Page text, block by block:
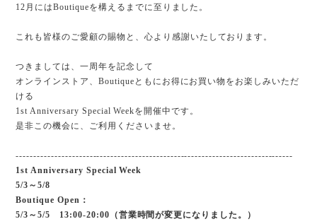
12月にはBoutiqueを構えるまでに至りました。
これも皆様のご愛顧の賜物と、心より感謝いたしております。
つきましては、一周年を記念して
オンラインストア、Boutiqueともにお得にお買い物をお楽しみいただ
ける
1st Anniversary Special Weekを開催中です。
是非この機会に、ご利用くださいませ。
-------------------------------------------------------------------------------
1st Anniversary Special Week
5/3～5/8
Boutique Open：
5/3～5/5 13:00-20:00（営業時間が変更になりました。）